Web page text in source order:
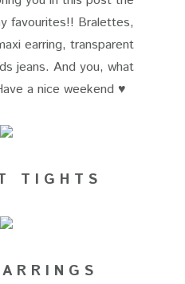
favourites!! Bralettes,
earring, transparent
jeans. And you, what
a nice weekend ♥
T I G H T S
R R I N G S